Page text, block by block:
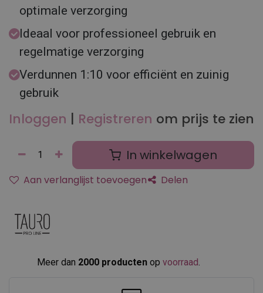
optimale verzorging
Ideaal voor professioneel gebruik en
regelmatige verzorging
Verdunnen 1:10 voor efficiënt en zuinig
gebruik
Inloggen | Registreren om prijs te zien
In winkelwagen
Aan verlanglijst toevoegen Delen
Meer dan 2000 producten op voorraad